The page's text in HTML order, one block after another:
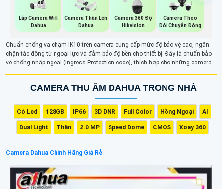
Lắp Camera Wifi
Dahua
Camera Thân Lớn
Dahua
Camera 360 Độ
Hikvision
Camera Theo
Dỏi Chuyển Động
Chuẩn chống va chạm IK10 trên camera cung cấp mức độ bảo vệ cao, ngăn
chặn tác động từ ngoại lực và đảm bảo độ bền cho thiết bị. Đây là chuẩn bảo
vệ chống nhập ngoại (Ingress Protection code), thích hợp cho những camera
CAMERA THU ÂM DAHUA TRONG NHÀ
Có Led 128GB IP66 3D DNR Full Color Hồng Ngoại AI
Dual Light Thân 2.0 MP Speed Dome CMOS Xoay 360
Camera Dahua Chính Hãng Giá Rẻ